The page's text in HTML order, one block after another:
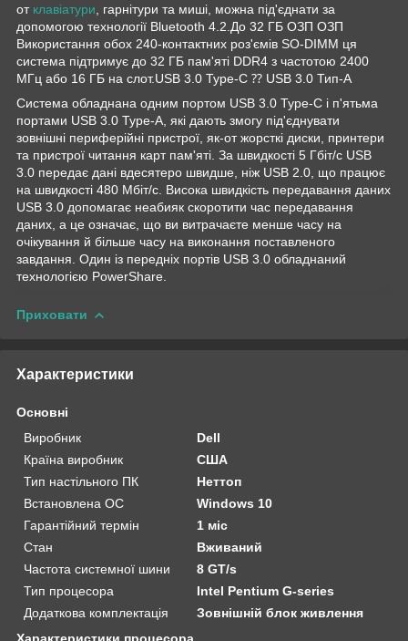
от клавіатури , гарнітури та миші, можна під'єднати за
допомогою технології Bluetooth 4.2.До 32 ГБ ОЗП ОЗП
Використання обох 240-контактних роз'ємів SO-DIMM ця
система підтримує до 32 ГБ пам'яті DDR4 з частотою 2400
МГц або 16 ГБ на слот.USB 3.0 Type-C ⁇ USB 3.0 Тип-А
Система обладнана одним портом USB 3.0 Type-C і п'ятьма
портами USB 3.0 Type-A, які дають змогу під'єднувати
зовнішні периферійні пристрої, як-от жорсткі диски, принтери
та пристрої читання карт пам'яті. За швидкості 5 Гбіт/с USB
3.0 передає дані вдесятеро швидше, ніж USB 2.0, що працює
на швидкості 480 Мбіт/с. Висока швидкість передавання даних
USB 3.0 допомагає неабияк скоротити час передавання
даних, а це означає, що ви витрачаєте менше часу на
очікування й більше часу на виконання поставленого
завдання. Один із передніх портів USB 3.0 обладнаний
технологією PowerShare.
Приховати
Характеристики
Основні
Виробник
Dell
Країна виробник
США
Тип настільного ПК
Неттоп
Встановлена ОС
Windows 10
Гарантійний термін
1 міс
Стан
Вживаний
Частота системної шини
8 GT/s
Тип процесора
Intel Pentium G-series
Додаткова комплектація
Зовнішній блок живлення
Характеристики процесора